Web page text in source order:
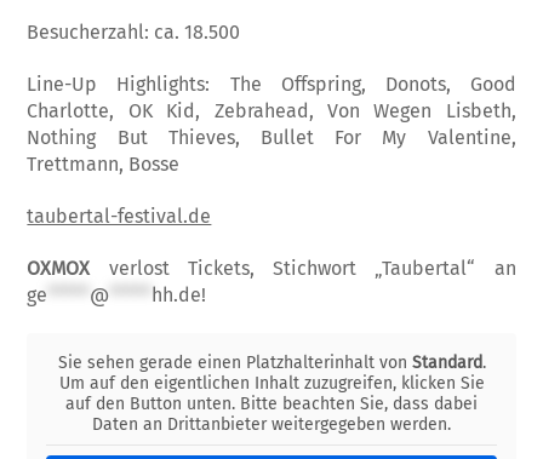
Besucherzahl: ca. 18.500
Line-Up Highlights:
The Offspring, Donots, Good
Charlotte, OK Kid, Zebrahead, Von Wegen Lisbeth,
Nothing But Thieves, Bullet For My Valentine,
Trettmann, Bosse
taubertal-festival.de
OXMOX verlost Tickets, Stichwort „Taubertal“ an
ge
@ hh.de!
Sie sehen gerade einen Platzhalterinhalt von Standard.
Um auf den eigentlichen Inhalt zuzugreifen, klicken Sie
auf den Button unten. Bitte beachten Sie, dass dabei
Daten an Drittanbieter weitergegeben werden.